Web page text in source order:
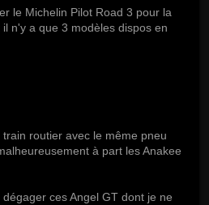
le Michelin Pilot Road 3 pour la
n'y a que 3 modèles dispos en
routier avec le même pneu
à part les Anakee
ces Angel GT dont je ne